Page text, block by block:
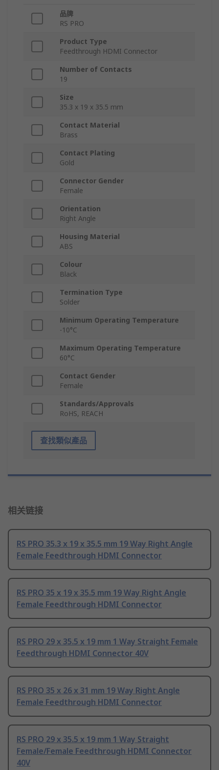
品牌
RS PRO
Product Type
Feedthrough HDMI Connector
Number of Contacts
19
Size
35.3 x 19 x 35.5 mm
Contact Material
Brass
Contact Plating
Gold
Connector Gender
Female
Orientation
Right Angle
Housing Material
ABS
Colour
Black
Termination Type
Solder
Minimum Operating Temperature
-10°C
Maximum Operating Temperature
60°C
Contact Gender
Female
Standards/Approvals
RoHS, REACH
查找類似產品
相关链接
RS PRO 35.3 x 19 x 35.5 mm 19 Way Right Angle
Female Feedthrough HDMI Connector
RS PRO 35 x 19 x 35.5 mm 19 Way Right Angle
Female Feedthrough HDMI Connector
RS PRO 29 x 35.5 x 19 mm 1 Way Straight Female
Feedthrough HDMI Connector 40V
RS PRO 35 x 26 x 31 mm 19 Way Right Angle
Female Feedthrough HDMI Connector
RS PRO 29 x 35.5 x 19 mm 1 Way Straight
Female/Female Feedthrough HDMI Connector
40V